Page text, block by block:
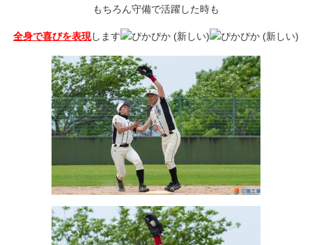
もちろん守備で活躍した時も
全身で喜びを表現します